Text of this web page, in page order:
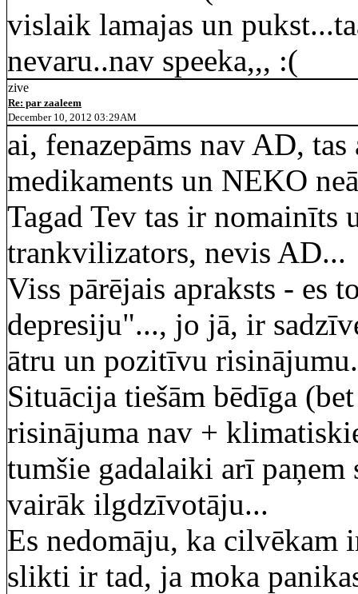
vislaik lamajas un
nevaru..nav speeka,,, :(
zive
Re: par zaaleem
December 10, 2012 03:29AM
ai, fenazepāms nav AD,
medikaments un NEKO
Tagad Tev tas ir nomainīts
trankvilizators, nevis AD...
Viss pārējais apraksts - es
depresiju"..., jo jā, ir
ātru un pozitīvu
Situācija tiešām bēdīga
risinājuma nav +
tumšie gadalaiki arī
vairāk ilgdzīvotāju...
Es nedomāju, ka
slikti ir tad, ja moka